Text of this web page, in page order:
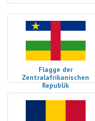
Flagge der
Zentralafrikanischen
Republik